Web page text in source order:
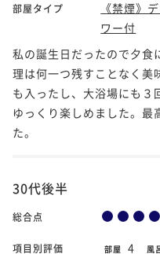
部屋タイプ
《禁煙》
ワー付
私の誕生日だったので夕食
理は何一つ残すことなく美
も入ったし、大浴場にも３
ゆっくり楽しめました。最
た。
30代後半
総合点
項目別評価 部屋 4 風